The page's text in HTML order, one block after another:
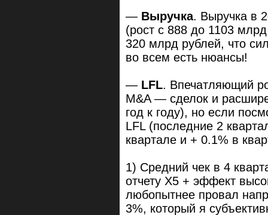
— Выручка. Выручка в
(рост с 888 до 1103
320 млрд рублей, что
во всем есть нюансы!
— LFL. Впечатляющий
M&A — сделок и
год к году), но если
LFL (последние 2
квартале и + 0.1% в
1) Средний чек в 4
отчету X5 + эффект
любопытнее провал
3%, который я